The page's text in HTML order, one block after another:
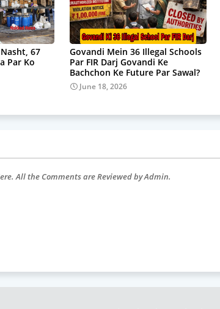
67
Par Ko
Govandi Mein 36 Illegal Schools
Par FIR Darj Govandi Ke
Bachchon Ke Future Par Sawal?
June 18, 2026
All the Comments are Reviewed by Admin.